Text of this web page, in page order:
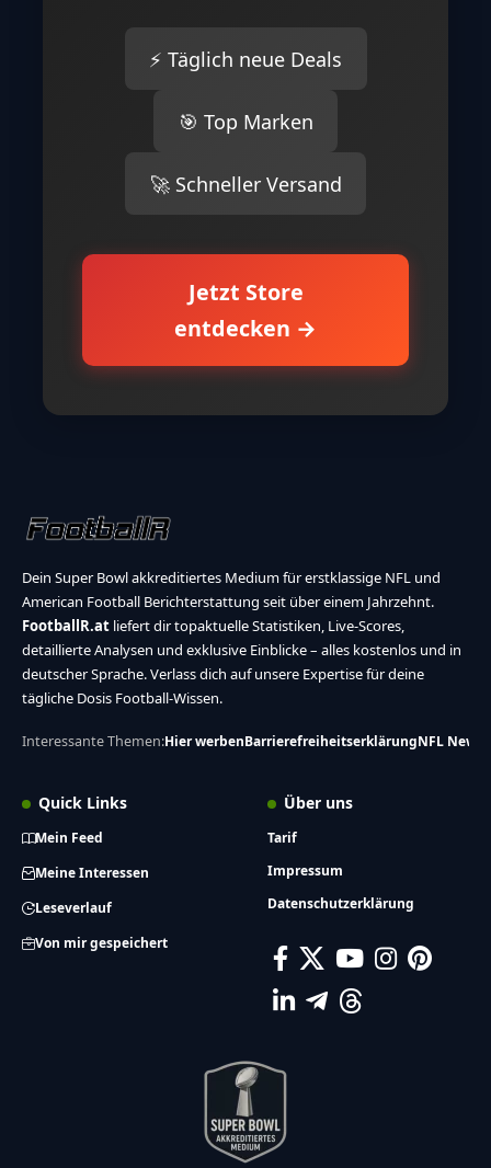
⚡ Täglich neue Deals
🎯 Top Marken
🚀 Schneller Versand
Jetzt Store
entdecken →
Dein Super Bowl akkreditiertes Medium für erstklassige NFL und
American Football Berichterstattung seit über einem Jahrzehnt.
FootballR.at liefert dir topaktuelle Statistiken, Live-Scores,
detaillierte Analysen und exklusive Einblicke – alles kostenlos und in
deutscher Sprache. Verlass dich auf unsere Expertise für deine
tägliche Dosis Football-Wissen.
Interessante Themen:Hier werbenBarrierefreiheitserklärungNFL News
Quick Links
Mein Feed
Meine Interessen
Leseverlauf
Von mir gespeichert
Über uns
Tarif
Impressum
Datenschutzerklärung